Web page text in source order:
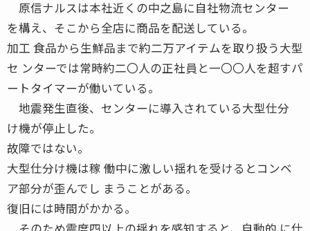
原信ナルスは本社近くの中之島に自社物流センター
を構え、そこから全店に商品を配送している。
加工 食品から生鮮品まで約二万アイテムを取り扱う大型
セ ンターでは常時約二〇人の正社員と一〇〇人を超すパ
ートタイマーが働いている。
地震発生直後、センターに導入されている大型仕分
け機が停止した。
故障ではない。
大型仕分け機は稼 働中に激しい揺れを受けるとコンベ
ア部分が歪んでし まうことがある。
復旧には時間がかかる。